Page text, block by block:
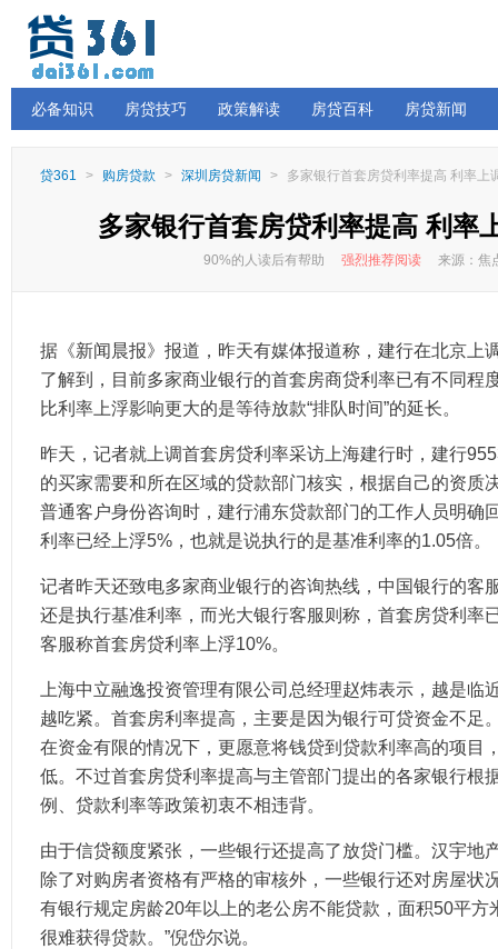
必备知识 房贷技巧 政策解读 房贷百科 房贷新闻
贷361 > 购房贷款 > 深圳房贷新闻 > 多家银行首套房贷利率提高 利率上
多家银行首套房贷利率提高 利率
90%的人读后有帮助 强烈推荐阅读来源：焦
据《新闻晨报》报道，昨天有媒体报道称，建行在北京上
了解到，目前多家商业银行的首套房商贷利率已有不同程
比利率上浮影响更大的是等待放款“排队时间”的延长。
昨天，记者就上调首套房贷利率采访上海建行时，建行
的买家需要和所在区域的贷款部门核实，根据自己的资质
普通客户身份咨询时，建行浦东贷款部门的工作人员明确
利率已经上浮5%，也就是说执行的是基准利率的1.05倍。
记者昨天还致电多家商业银行的咨询热线，中国银行的客
还是执行基准利率，而光大银行客服则称，首套房贷利率
客服称首套房贷利率上浮10%。
上海中立融逸投资管理有限公司总经理赵炜表示，越是临
越吃紧。首套房利率提高，主要是因为银行可贷资金不足
在资金有限的情况下，更愿意将钱贷到贷款利率高的项目
低。不过首套房贷利率提高与主管部门提出的各家银行根
例、贷款利率等政策初衷不相违背。
由于信贷额度紧张，一些银行还提高了放贷门槛。汉宇地
除了对购房者资格有严格的审核外，一些银行还对房屋状
有银行规定房龄20年以上的老公房不能贷款，面积50平方
很难获得贷款。”倪岱尔说。